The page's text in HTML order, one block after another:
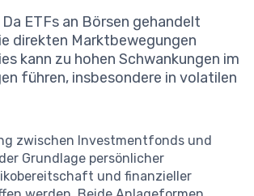
Da ETFs an Börsen gehandelt
direkten Marktbewegungen
kann zu hohen Schwankungen im
führen, insbesondere in volatilen
zwischen Investmentfonds und
Grundlage persönlicher
und finanzieller